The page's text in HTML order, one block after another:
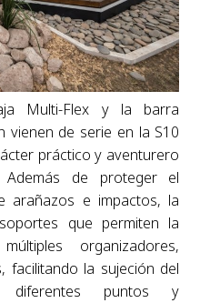
Multi-Flex y la barra
vienen de serie en la S10
práctico y aventurero
de proteger el
arañazos e impactos, la
que permiten la
organizadores,
facilitando la sujeción del
diferentes puntos y